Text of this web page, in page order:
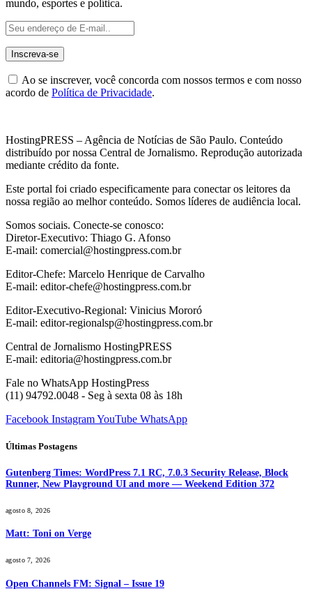
mundo, esportes e política.
Ao se inscrever, você concorda com nossos termos e com nosso
acordo de Política de Privacidade.
HostingPRESS – Agência de Notícias de São Paulo. Conteúdo
distribuído por nossa Central de Jornalismo. Reprodução autorizada
mediante crédito da fonte.
Este portal foi criado especificamente para conectar os leitores da
nossa região ao melhor conteúdo. Somos líderes de audiência local.
Somos sociais. Conecte-se conosco:
Diretor-Executivo: Thiago G. Afonso
E-mail: comercial@hostingpress.com.br
Editor-Chefe: Marcelo Henrique de Carvalho
E-mail: editor-chefe@hostingpress.com.br
Editor-Executivo-Regional: Vinicius Mororó
E-mail: editor-regionalsp@hostingpress.com.br
Central de Jornalismo HostingPRESS
E-mail: editoria@hostingpress.com.br
Fale no WhatsApp HostingPress
(11) 94792.0048 - Seg à sexta 08 às 18h
Facebook InstagramYouTube WhatsApp
Últimas Postagens
Gutenberg Times: WordPress 7.1 RC, 7.0.3 Security Release, Block
Runner, New Playground UI and more — Weekend Edition 372
agosto 8, 2026
Matt: Toni on Verge
agosto 7, 2026
Open Channels FM: Signal – Issue 19